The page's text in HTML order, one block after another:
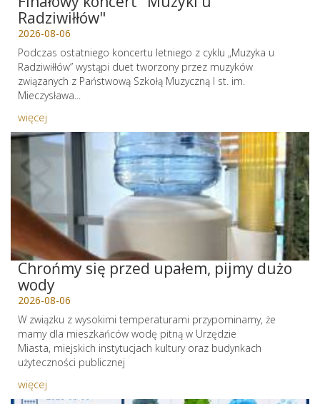
Radziwiłłów"
2026-08-06
Podczas ostatniego koncertu letniego z cyklu „Muzyka u
Radziwiłłów” wystąpi duet tworzony przez muzyków
związanych z Państwową Szkołą Muzyczną I st. im.
Mieczysława...
więcej
Chrońmy się przed upałem, pijmy dużo
wody
2026-08-06
W związku z wysokimi temperaturami przypominamy, że
mamy dla mieszkańców wodę pitną w Urzędzie
Miasta, miejskich instytucjach kultury oraz budynkach
użyteczności publicznej
więcej